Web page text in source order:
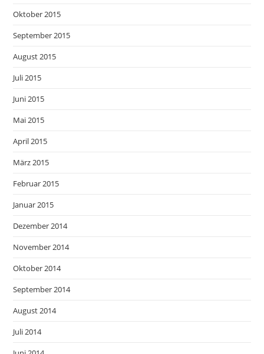
Oktober 2015
September 2015
August 2015
Juli 2015
Juni 2015
Mai 2015
April 2015
März 2015
Februar 2015
Januar 2015
Dezember 2014
November 2014
Oktober 2014
September 2014
August 2014
Juli 2014